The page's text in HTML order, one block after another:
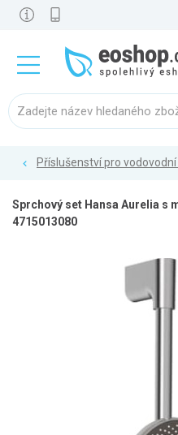
Příslušenství pro
Sprchový set Hansa Aurelia s
4715013080